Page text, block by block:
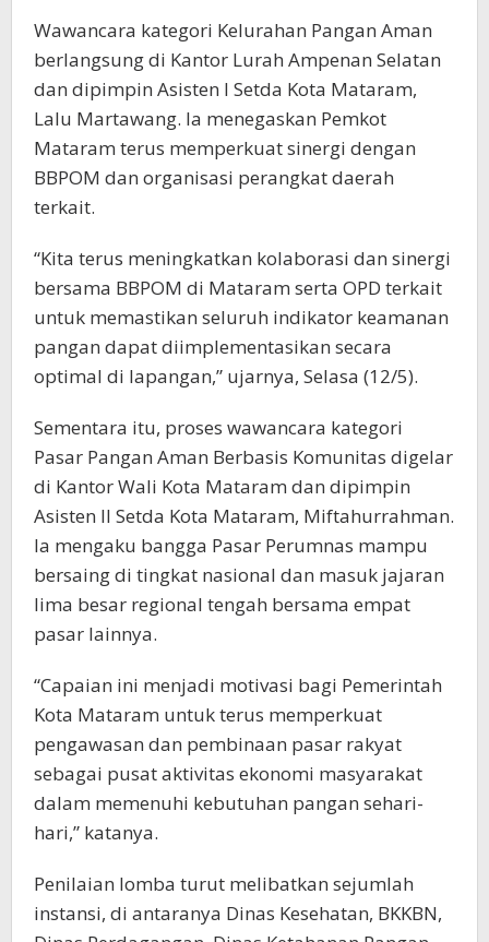
Wawancara kategori Kelurahan Pangan Aman
berlangsung di Kantor Lurah Ampenan Selatan
dan dipimpin Asisten I Setda Kota Mataram,
Lalu Martawang. Ia menegaskan Pemkot
Mataram terus memperkuat sinergi dengan
BBPOM dan organisasi perangkat daerah
terkait.
“Kita terus meningkatkan kolaborasi dan sinergi
bersama BBPOM di Mataram serta OPD terkait
untuk memastikan seluruh indikator keamanan
pangan dapat diimplementasikan secara
optimal di lapangan,” ujarnya, Selasa (12/5).
Sementara itu, proses wawancara kategori
Pasar Pangan Aman Berbasis Komunitas digelar
di Kantor Wali Kota Mataram dan dipimpin
Asisten II Setda Kota Mataram, Miftahurrahman.
Ia mengaku bangga Pasar Perumnas mampu
bersaing di tingkat nasional dan masuk jajaran
lima besar regional tengah bersama empat
pasar lainnya.
“Capaian ini menjadi motivasi bagi Pemerintah
Kota Mataram untuk terus memperkuat
pengawasan dan pembinaan pasar rakyat
sebagai pusat aktivitas ekonomi masyarakat
dalam memenuhi kebutuhan pangan sehari-
hari,” katanya.
Penilaian lomba turut melibatkan sejumlah
instansi, di antaranya Dinas Kesehatan, BKKBN,